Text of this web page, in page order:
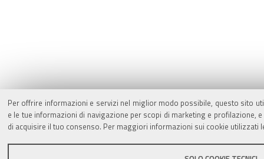
Per offrire informazioni e servizi nel miglior modo possibile, questo sito
e le tue informazioni di navigazione per scopi di marketing e
di acquisire il tuo consenso. Per maggiori informazioni sui cookie utilizzati